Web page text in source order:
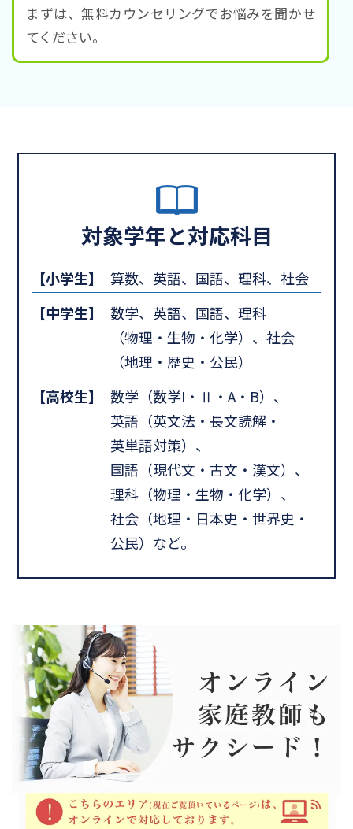
まずは、無料カウンセリングでお悩みを聞かせ
てください。
対象学年と対応科目
【小学生】
算数、英語、国語、理科、社会
【中学生】
数学、英語、国語、理科
（物理・生物・化学）、社会
（地理・歴史・公民）
【高校生】
数学（数学I・Ⅱ・A・B）、
英語（英文法・長文読解・
英単語対策）、
国語（現代文・古文・漢文）、
理科（物理・生物・化学）、
社会（地理・日本史・世界史・
公民）など。